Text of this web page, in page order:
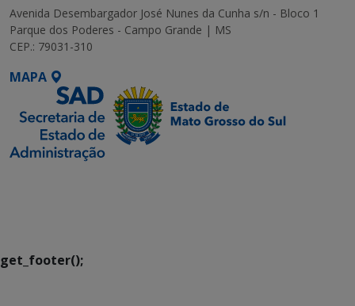
Avenida Desembargador José Nunes da Cunha s/n - Bloco 1
Parque dos Poderes - Campo Grande | MS
CEP.: 79031-310
MAPA
get_footer();